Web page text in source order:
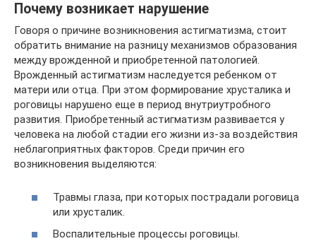
Почему возникает нарушение
Говоря о причине возникновения астигматизма, стоит
обратить внимание на разницу механизмов образования
между врожденной и приобретенной патологией.
Врожденный астигматизм наследуется ребенком от
матери или отца. При этом формирование хрусталика и
роговицы нарушено еще в период внутриутробного
развития. Приобретенный астигматизм развивается у
человека на любой стадии его жизни из-за воздействия
неблагоприятных факторов. Среди причин его
возникновения выделяются:
Травмы глаза, при которых пострадали роговица
или хрусталик.
Воспалительные процессы роговицы.